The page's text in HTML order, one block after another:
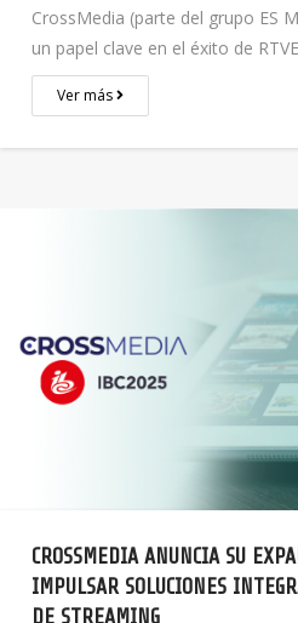
CrossMedia (parte del grupo ES
un papel clave en el éxito de
Ver más
CROSSMEDIA ANUNCIA SU
IMPULSAR SOLUCIONES
DE STREAMING